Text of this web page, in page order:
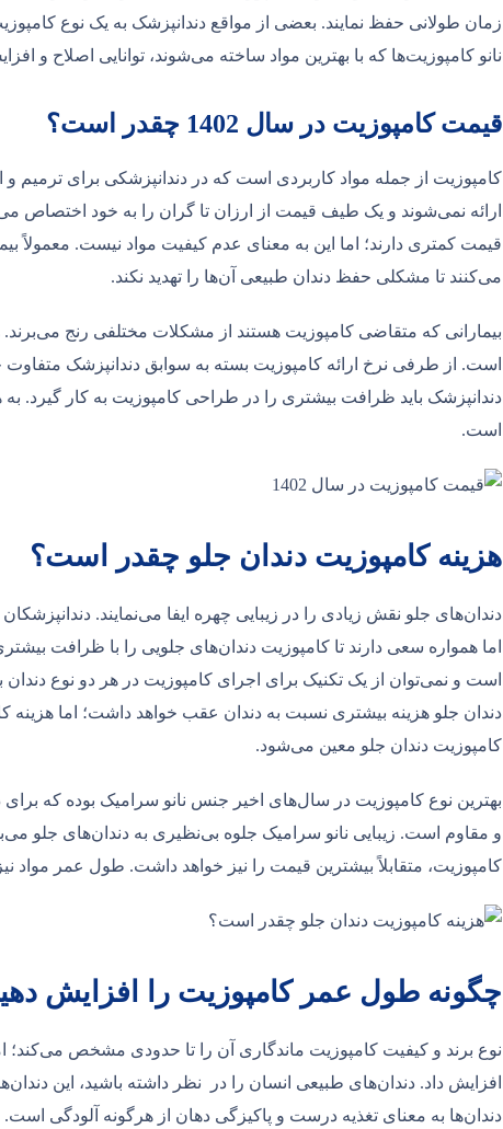
زمان طولانی حفظ نمایند. بعضی از مواقع دندانپزشک به یک نوع
نانو کامپوزیت‌ها که با بهترین مواد ساخته می‌شوند، توانایی اصلاح و
قیمت کامپوزیت در سال 1402 چقدر است؟
کامپوزیت از جمله مواد کاربردی است که در دندانپزشکی برای ترمیم
ارائه نمی‌شوند و یک طیف قیمت از ارزان تا گران را به خود اختصاص
قیمت کمتری دارند؛ اما این به معنای عدم کیفیت مواد نیست. معمولاً
می‌کنند تا مشکلی حفظ دندان طبیعی آن‌ها را تهدید نکند.
بیمارانی که متقاضی کامپوزیت هستند از مشکلات مختلفی رنج
است. از طرفی نرخ ارائه کامپوزیت بسته به سوابق دندانپزشک متفاوت
دندانپزشک باید ظرافت بیشتری را در طراحی کامپوزیت به ‌کار گیرد.
است.
هزینه کامپوزیت دندان جلو چقدر است؟
دندان‌های جلو نقش زیادی را در زیبایی چهره ایفا می‌نمایند.
اما همواره سعی دارند تا کامپوزیت دندان‌های جلویی را با ظرافت
است و نمی‌توان از یک تکنیک برای اجرای کامپوزیت در هر دو نوع
دندان جلو هزینه بیشتری نسبت به دندان عقب خواهد داشت؛ اما
کامپوزیت دندان جلو معین می‌شود.
بهترین نوع کامپوزیت در سال‌های اخیر جنس نانو سرامیک بوده که
و مقاوم است. زیبایی نانو سرامیک جلوه بی‌نظیری به دندان‌های جلو
کامپوزیت، متقابلاً بیشترین قیمت را نیز خواهد داشت. طول عمر مواد
چگونه طول عمر کامپوزیت را افزایش
نوع برند و کیفیت کامپوزیت ماندگاری آن را تا حدودی مشخص می‌کند؛
افزایش داد. دندان‌های طبیعی انسان را در نظر داشته باشید، این
دندان‌ها به معنای تغذیه درست و پاکیزگی دهان از هرگونه آلودگی